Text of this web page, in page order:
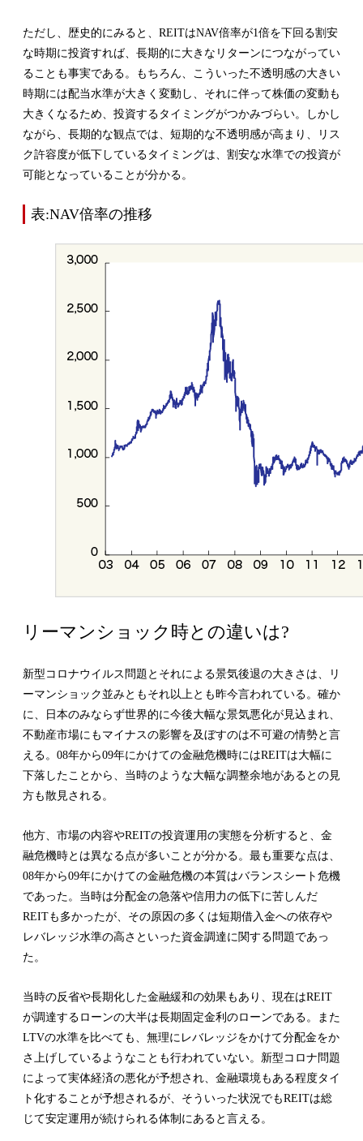
ただし、歴史的にみると、REITはNAV倍率が1倍を下回る割安
な時期に投資すれば、長期的に大きなリターンにつながってい
ることも事実である。もちろん、こういった不透明感の大きい
時期には配当水準が大きく変動し、それに伴って株価の変動も
大きくなるため、投資するタイミングがつかみづらい。しかし
ながら、長期的な観点では、短期的な不透明感が高まり、リス
ク許容度が低下しているタイミングは、割安な水準での投資が
可能となっていることが分かる。
表:NAV倍率の推移
リーマンショック時との違いは?
新型コロナウイルス問題とそれによる景気後退の大きさは、リ
ーマンショック並みともそれ以上とも昨今言われている。確か
に、日本のみならず世界的に今後大幅な景気悪化が見込まれ、
不動産市場にもマイナスの影響を及ぼすのは不可避の情勢と言
える。08年から09年にかけての金融危機時にはREITは大幅に
下落したことから、当時のような大幅な調整余地があるとの見
方も散見される。
他方、市場の内容やREITの投資運用の実態を分析すると、金
融危機時とは異なる点が多いことが分かる。最も重要な点は、
08年から09年にかけての金融危機の本質はバランスシート危機
であった。当時は分配金の急落や信用力の低下に苦しんだ
REITも多かったが、その原因の多くは短期借入金への依存や
レバレッジ水準の高さといった資金調達に関する問題であっ
た。
当時の反省や長期化した金融緩和の効果もあり、現在はREIT
が調達するローンの大半は長期固定金利のローンである。また
LTVの水準を比べても、無理にレバレッジをかけて分配金をか
さ上げしているようなことも行われていない。新型コロナ問題
によって実体経済の悪化が予想され、金融環境もある程度タイ
ト化することが予想されるが、そういった状況でもREITは総
じて安定運用が続けられる体制にあると言える。